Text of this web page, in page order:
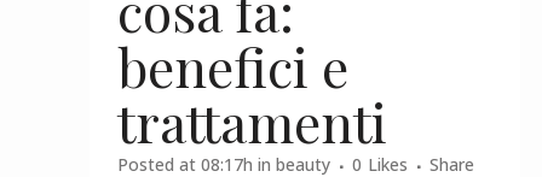
benefici e
trattamenti
Posted at 08:17h in beauty 0 Likes Share